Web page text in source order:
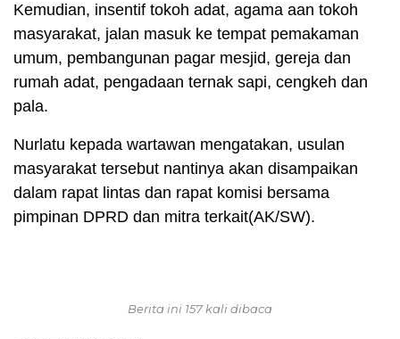
Kemudian, insentif tokoh adat, agama aan tokoh
masyarakat, jalan masuk ke tempat pemakaman
umum, pembangunan pagar mesjid, gereja dan
rumah adat, pengadaan ternak sapi, cengkeh dan
pala.
Nurlatu kepada wartawan mengatakan, usulan
masyarakat tersebut nantinya akan disampaikan
dalam rapat lintas dan rapat komisi bersama
pimpinan DPRD dan mitra terkait(AK/SW).
Berita ini 157 kali dibaca